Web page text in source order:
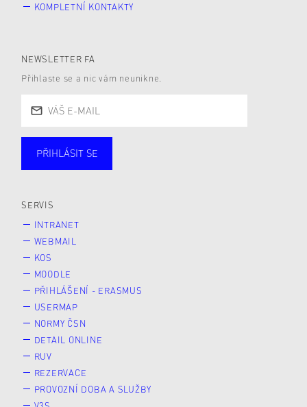
KOMPLETNÍ KONTAKTY
NEWSLETTER FA
Přihlaste se a nic vám neunikne.
PŘIHLÁSIT SE
SERVIS
INTRANET
WEBMAIL
KOS
MOODLE
PŘIHLÁŠENÍ - ERASMUS
USERMAP
NORMY ČSN
DETAIL ONLINE
RUV
REZERVACE
PROVOZNÍ DOBA A SLUŽBY